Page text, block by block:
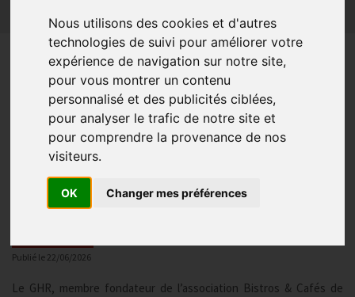
Nous utilisons des cookies et d'autres
technologies de suivi pour améliorer votre
expérience de navigation sur notre site,
pour vous montrer un contenu
personnalisé et des publicités ciblées,
pour analyser le trafic de notre site et
pour comprendre la provenance de nos
visiteurs.
OK Changer mes préférences
Le GHR appelle à soutenir la
candidature des bistrots et
cafés de France au patrimoine
culturel immatériel de
l’UNESCO
Publié le 22/06/2026
Le GHR, membre fondateur de l’association Bistros & Cafés de